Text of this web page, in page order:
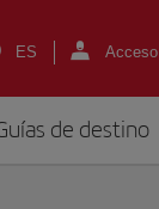
ES Acceso
de destino